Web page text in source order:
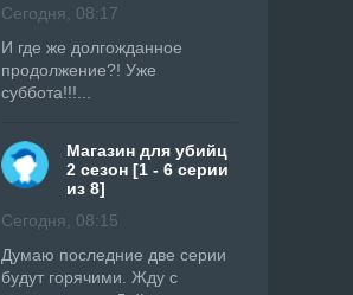
Сегодня, 08:17
И где же долгожданное
продолжение?! Уже
суббота!!!...
Магазин для убийц
2 сезон [1 - 6 серии
из 8]
Сегодня, 08:15
Думаю последние две серии
будут горячими. Жду с